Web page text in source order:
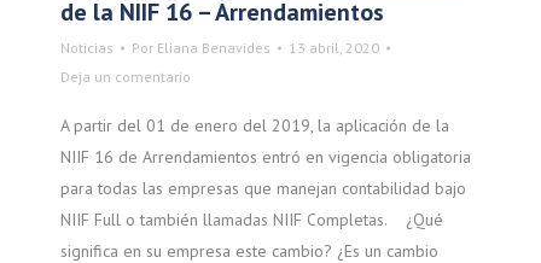
de la NIIF 16 – Arrendamientos
Noticias Por Eliana Benavides
13 abril, 2020
Deja un comentario
A partir del 01 de enero del 2019, la aplicación de la
NIIF 16 de Arrendamientos entró en vigencia obligatoria
para todas las empresas que manejan contabilidad bajo
NIIF Full o también llamadas NIIF Completas. ¿Qué
significa en su empresa este cambio? ¿Es un cambio